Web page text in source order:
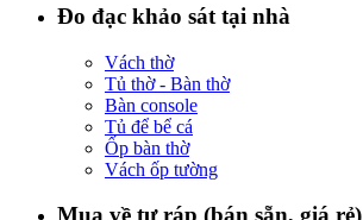
Đo đạc khảo sát tại nhà
Vách thờ
Tủ thờ - Bàn thờ
Bàn console
Tủ để bể cá
Ốp bàn thờ
Vách ốp tường